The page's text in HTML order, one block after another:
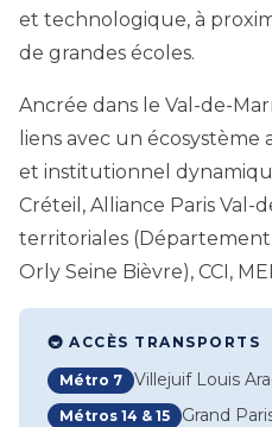
et technologique, à
de grandes écoles.
Ancrée dans le Val-de-
liens avec un
et institutionnel
Créteil, Alliance Paris Val-
territoriales
Orly Seine Bièvre), CCI,
🚇 ACCÈS TRANSPORTS
Métro 7 Villejuif Louis
Métros 14 & 15 Grand